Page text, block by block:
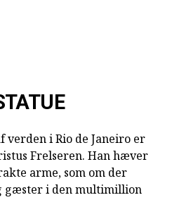
verden i Rio de Janeiro er
Frelseren. Han hæver
arme, som om der
gæster i den multimillion